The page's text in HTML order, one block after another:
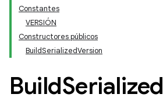
Constantes
VERSIÓN
Constructores públicos
BuildSerializedVersion
BuildSerialized